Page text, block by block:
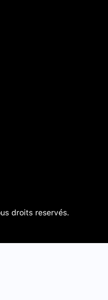
droits reservés.